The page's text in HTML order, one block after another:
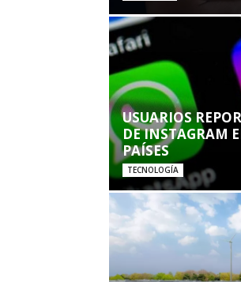
USUARIOS
DE INSTAGRAM
PAÍSES
TECNOLOGÍA